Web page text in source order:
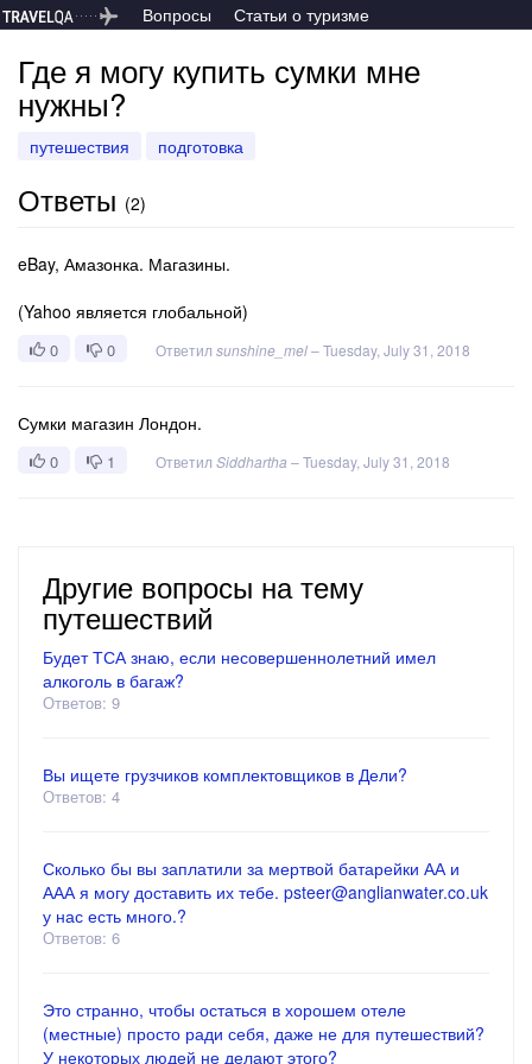
Вопросы Статьи о туризме
Где я могу купить сумки мне
нужны?
путешествия подготовка
Ответы (2)
eBay, Амазонка. Магазины.
(Yahoo является глобальной)
0 0 Ответил sunshine_mel–Tuesday, July 31, 2018
Сумки магазин Лондон.
0 1 Ответил Siddhartha –Tuesday, July 31, 2018
Другие вопросы на тему
путешествий
Будет ТСА знаю, если несовершеннолетний имел
алкоголь в багаж?
Ответов: 9
Вы ищете грузчиков комплектовщиков в Дели?
Ответов: 4
Сколько бы вы заплатили за мертвой батарейки АА и
ААА я могу доставить их тебе. psteer@anglianwater.co.uk
у нас есть много.?
Ответов: 6
Это странно, чтобы остаться в хорошем отеле
(местные) просто ради себя, даже не для путешествий?
У некоторых людей не делают этого?